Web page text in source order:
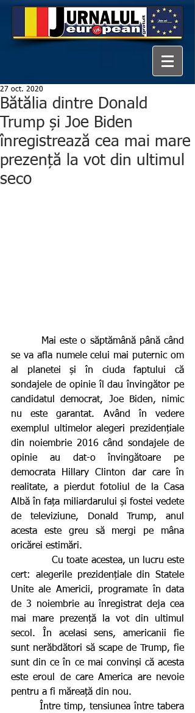
Bătălia dintre Donald
Trump și Joe Biden
înregistrează cea mai mare
prezență la vot din ultimul
seco
27 oct. 2020
se va afla numele celui mai puternic om
al planetei și în ciuda faptului că
sondajele de opinie îl dau învingător pe
candidatul democrat, Joe Biden, nimic
nu este garantat. Având în vedere
exemplul ultimelor alegeri prezidențiale
din noiembrie 2016 când sondajele de
opinie au dat-o învingătoare pe
democrata Hillary Clinton dar care în
realitate, a pierdut fotoliul de la Casa
Albă în fața miliardarului și fostei vedete
de televiziune, Donald Trump, anul
acesta este greu să mergi pe mâna
oricărei estimări.
             Cu toate acestea, un lucru este
cert: alegerile prezidențiale din Statele
Unite ale Americii, programate în data
de 3 noiembrie au înregistrat deja cea
mai mare prezență la vot din ultimul
secol. În acelasi sens, americanii fie
sunt nerăbdători să scape de Trump, fie
sunt din ce în ce mai convinși că acesta
este eroul de care America are nevoie
pentru a fi măreață din nou.
        Între timp, tensiunea între tabera